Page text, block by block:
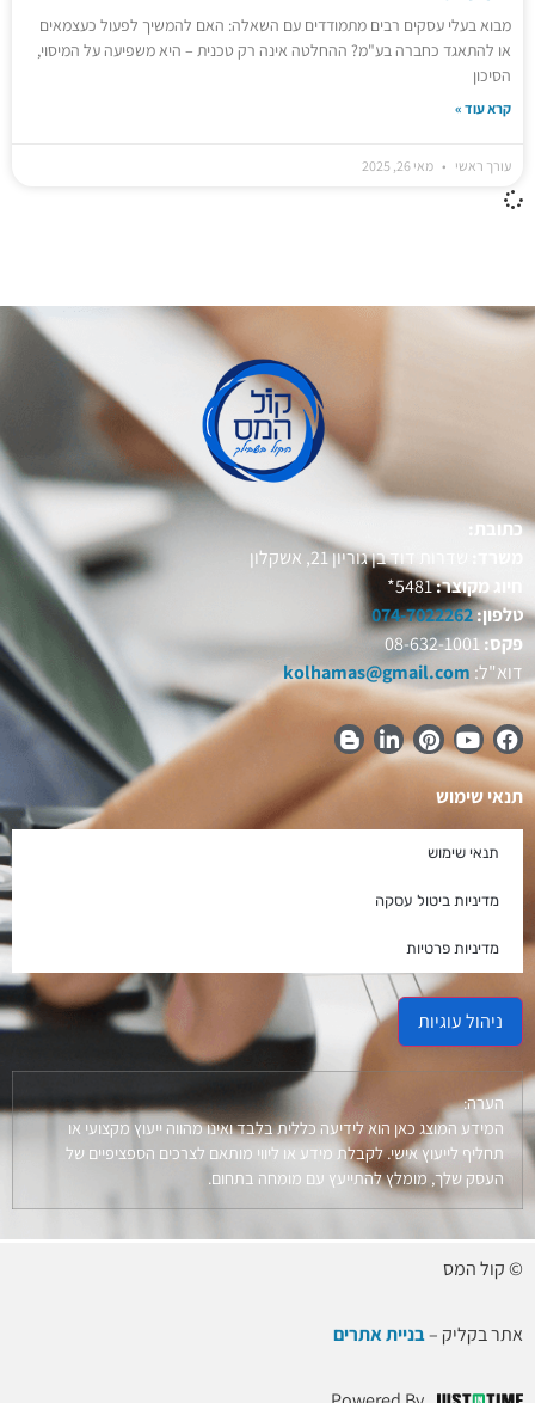
מבוא בעלי עסקים רבים מתמודדים עם השאלה: האם להמשיך לפעול כעצמאים
או להתאגד כחברה בע"מ? ההחלטה אינה רק טכנית – היא משפיעה על המיסוי,
הסיכון
קרא עוד »
עורך ראשי מאי 26, 2025
כתובת:
משרד:
שדרות דוד בן גוריון 21, אשקלון
חיוג מקוצר:5481*
טלפון:074-7022262
פקס:08-632-1001
דוא"ל: kolhamas@gmail.com
תנאי שימוש
תנאי שימוש
מדיניות ביטול עסקה
מדיניות פרטיות
ניהול עוגיות
הערה:
המידע המוצג כאן הוא לידיעה כללית בלבד ואינו מהווה ייעוץ מקצועי או
תחליף לייעוץ אישי. לקבלת מידע או ליווי מותאם לצרכים הספציפיים של
העסק שלך, מומלץ להתייעץ עם מומחה בתחום.
© קול המס
אתר בקליק –בניית אתרים